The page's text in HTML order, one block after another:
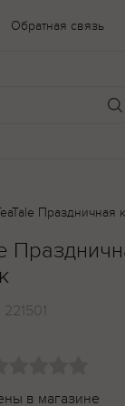
Обратная связь
221501
в магазине